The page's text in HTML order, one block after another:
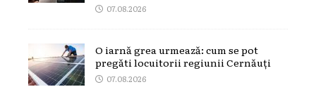
07.08.2026
O iarnă grea urmează: cum se pot
pregăti locuitorii regiunii Cernăuți
07.08.2026